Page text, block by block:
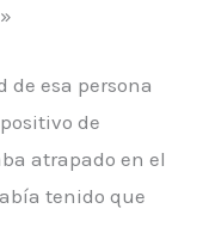
de esa persona
de
atrapado en el
tenido que